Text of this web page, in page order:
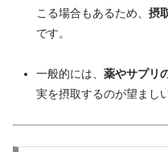
こる場合もあるため、 摂
です。
一般的には、 薬やサプリ
実を摂取するのが望まし